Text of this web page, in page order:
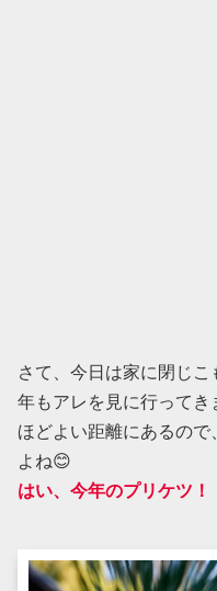
さて、今日は家に閉じ
年もアレを見に行ってき
ほどよい距離にあるの
よね😊
はい、今年のプリケツ！